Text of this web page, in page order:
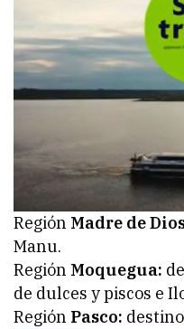
Región Madre de
Manu.
Región Moquegua:
de dulces y piscos e
Región Pasco: